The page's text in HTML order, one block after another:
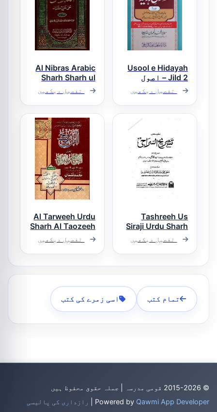
Usool e Hidayah
Jild 2 – اصول
ہدایہ جلد ۲
تفصیل دیکھیں
Al Nibras Arabic
Sharh Sharh ul
Aqaid النبراس
عربی شرح شرح
العقائد
تفصیل دیکھیں
Tashreeh Us
Siraji Urdu Sharh
Al Siraji تشریح
السراجی اردو
شرح السراجی
تفصیل دیکھیں
Al Tarweeh Urdu
Sharh Al Taozeeh
Wat Talweeh
الترویح اردو
شرح التوضیح و
التلویح
تفصیل دیکھیں
تمام کتب اسی زمرے کی کتب
© 2015-2026 قومی مدرسہ | جملہ حقوق محفوظ ہیں
Powered by Qawmi App Developer رازداری کی پالیسی